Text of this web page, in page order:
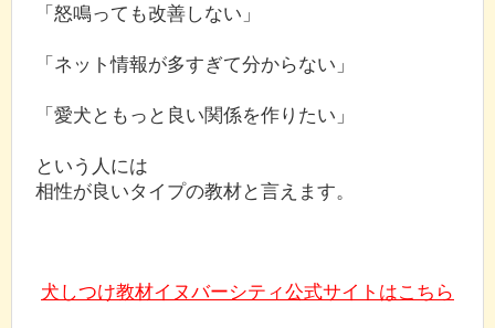
「怒鳴っても改善しない」
「ネット情報が多すぎて分からない」
「愛犬ともっと良い関係を作りたい」
という人には
相性が良いタイプの教材と言えます。
犬しつけ教材イヌバーシティ公式サイトはこちら